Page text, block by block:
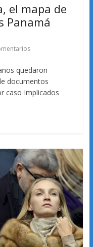
el mapa de
Panamá
quedaron
documentos
caso Implicados